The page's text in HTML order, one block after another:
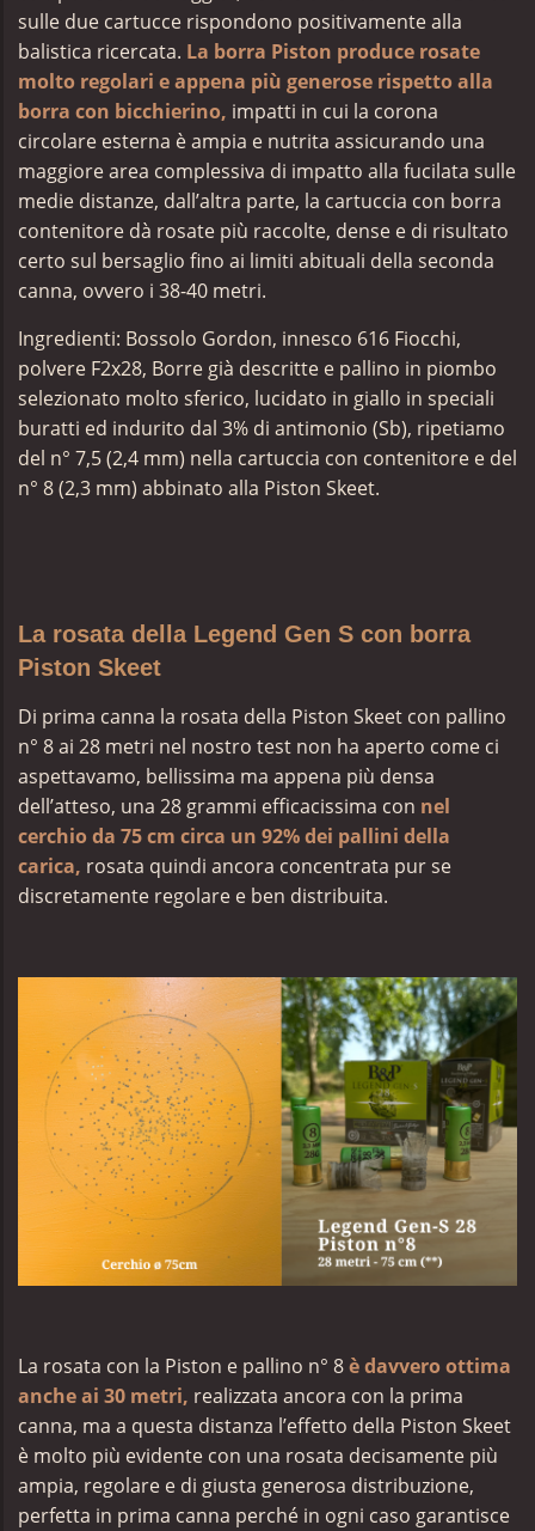
sulle due cartucce rispondono positivamente alla
balistica ricercata. La borra Piston produce rosate
molto regolari e appena più generose rispetto alla
borra con bicchierino, impatti in cui la corona
circolare esterna è ampia e nutrita assicurando una
maggiore area complessiva di impatto alla fucilata sulle
medie distanze, dall’altra parte, la cartuccia con borra
contenitore dà rosate più raccolte, dense e di risultato
certo sul bersaglio fino ai limiti abituali della seconda
canna, ovvero i 38-40 metri.
Ingredienti: Bossolo Gordon, innesco 616 Fiocchi,
polvere F2x28, Borre già descritte e pallino in piombo
selezionato molto sferico, lucidato in giallo in speciali
buratti ed indurito dal 3% di antimonio (Sb), ripetiamo
del n° 7,5 (2,4 mm) nella cartuccia con contenitore e del
n° 8 (2,3 mm) abbinato alla Piston Skeet.
La rosata della Legend Gen S con borra
Piston Skeet
Di prima canna la rosata della Piston Skeet con pallino
n° 8 ai 28 metri nel nostro test non ha aperto come ci
aspettavamo, bellissima ma appena più densa
dell’atteso, una 28 grammi efficacissima con nel
cerchio da 75 cm circa un 92% dei pallini della
carica, rosata quindi ancora concentrata pur se
discretamente regolare e ben distribuita.
La rosata con la Piston e pallino n° 8è davvero ottima
anche ai 30 metri, realizzata ancora con la prima
canna, ma a questa distanza l’effetto della Piston Skeet
è molto più evidente con una rosata decisamente più
ampia, regolare e di giusta generosa distribuzione,
perfetta in prima canna perché in ogni caso garantisce